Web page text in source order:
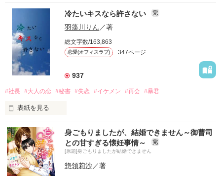
冷たいキスなら許さない 完
羽藻川りん ／著
総文字数/163,863
恋愛(オフィスラブ) 347ページ
937
#社長 #大人の恋 #秘書 #失恋 #イケメン #再会 #暴君
表紙を見る
本木灯里（もとき　あかり）27才
4年前の失恋から立ち直れない社長秘書
×
身ごもりましたが、結婚できません～御曹司
との甘すぎる懐妊事情～
完
[原題]身ごもりましたが結婚できません
惣領莉沙／著